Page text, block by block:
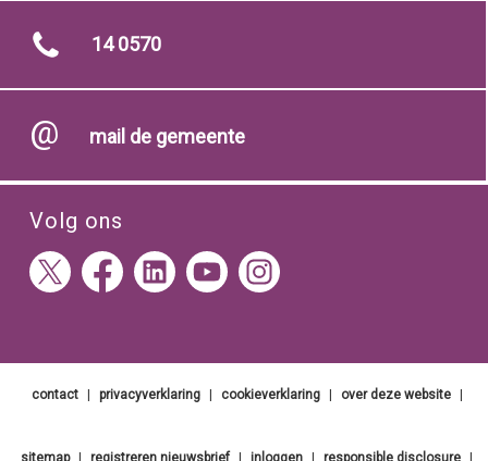
14 0570
mail de gemeente
Volg ons
contact privacyverklaring cookieverklaring over deze website
sitemap registreren nieuwsbrief inloggen responsible disclosure